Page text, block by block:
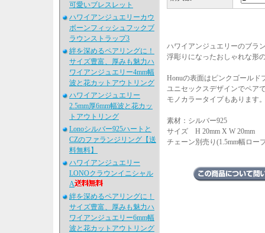
可愛いブレスレット
ハワイアンジュエリーカウ
ボーンフィッシュフックブ
ラウンストラップ3
絆を深めるペアリングに！
サイズ豊富、厚みも魅力ハ
ワイアンジュエリー4mm幅
波と花カットアウトリング
ハワイアンジュエリー
2.5mm厚6mm幅波と花カッ
トアウトリング
Lonoシルバー925ハートと
CZのファランジリング【送
料無料】
ハワイアンジュエリー
LONOクラウンイニシャル
A
絆を深めるペアリングに！
サイズ豊富、厚みも魅力ハ
ワイアンジュエリー6mm幅
波と花カットアウトリング
ハワイアンジュエリーのブラ
浮彫りになったおしゃれな形
Honuの表面はピンクゴールド
ユニセックスデザインでペア
モノカラータイプもあります
素材：シルバー925
サイズ H 20mm X W 20mm
チェーン別売り(1.5mm幅ロー